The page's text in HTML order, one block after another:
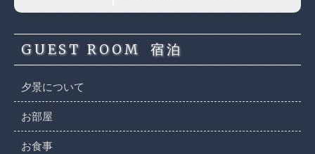
GUEST ROOM 宿泊
夕景について
お部屋
お食事